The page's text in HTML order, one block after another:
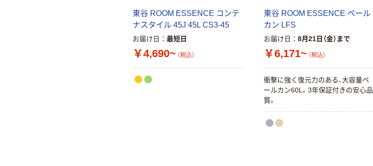
東谷 ROOM ESSENCE コンテ
ナスタイル 45J 45L CS3-45
お届け日 最短日
￥4,690~ （税込）
東谷 ROOM ESSENCE ペール
カン LFS
お届け日 8月21日（金）まで
￥6,171~ （税込）
衝撃に強く復元力のある、大容量ペ
ールカン60L。3年保証付きの安心品
質。